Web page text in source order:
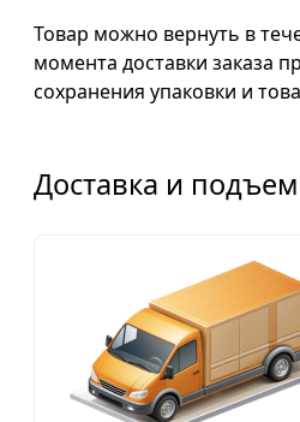
Товар можно вернуть в
момента доставки заказа
сохранения упаковки и
Доставка и подъем